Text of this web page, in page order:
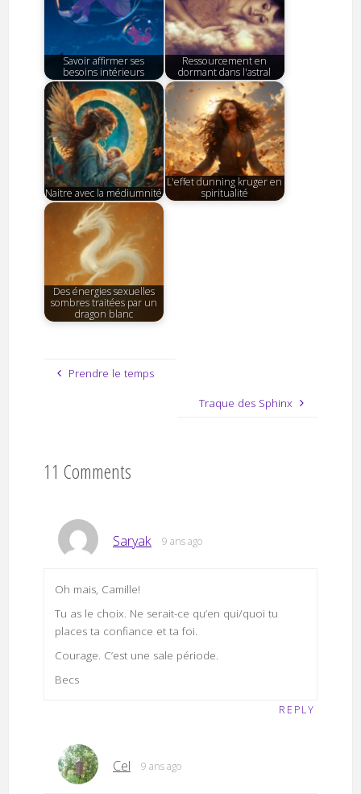
Savoir affirmer ses
besoins intérieurs
Ressourcement en
dormant dans l'astral
Naitre avec la médiumnité
L'effet dunning kruger en
spiritualité
Des énergies sexuelles
sombres traitées par un
dragon blanc
Prendre le temps
Traque des Sphinx
11 Comments
Saryak 9 ans ago
Oh mais, Camille!
Tu as le choix. Ne serait-ce qu’en qui/quoi tu
places ta confiance et ta foi.
Courage. C’est une sale période.
Becs
REPLY
Cel 9 ans ago